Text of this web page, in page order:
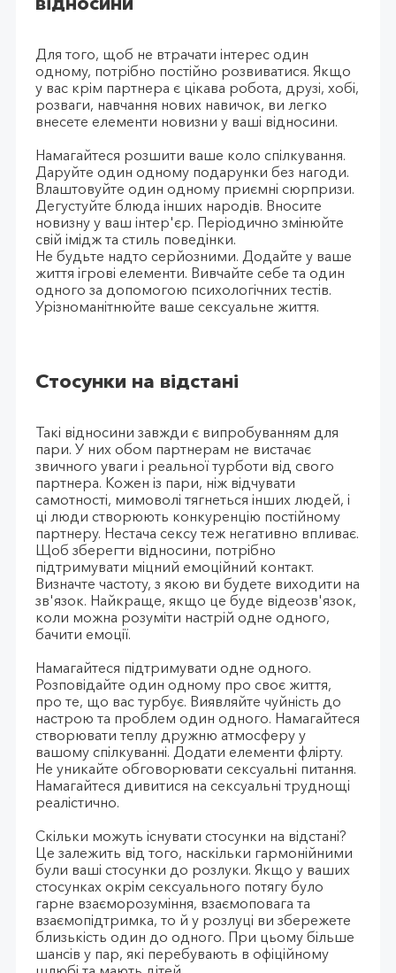
Для того, щоб не втрачати інтерес один
одному, потрібно постійно розвиватися. Якщо
у вас крім партнера є цікава робота, друзі, хобі,
розваги, навчання нових навичок, ви легко
внесете елементи новизни у ваші відносини.
Намагайтеся розшити ваше коло спілкування.
Даруйте один одному подарунки без нагоди.
Влаштовуйте один одному приємні сюрпризи.
Дегустуйте блюда інших народів. Вносите
новизну у ваш інтер'єр. Періодично змінюйте
свій імідж та стиль поведінки.
Не будьте надто серйозними. Додайте у ваше
життя ігрові елементи. Вивчайте себе та один
одного за допомогою психологічних тестів.
Урізноманітнюйте ваше сексуальне життя.
Стосунки на відстані
Такі відносини завжди є випробуванням для
пари. У них обом партнерам не вистачає
звичного уваги і реальної турботи від свого
партнера. Кожен із пари, ніж відчувати
самотності, мимоволі тягнеться інших людей, і
ці люди створюють конкуренцію постійному
партнеру. Нестача сексу теж негативно впливає.
Щоб зберегти відносини, потрібно
підтримувати міцний емоційний контакт.
Визначте частоту, з якою ви будете виходити на
зв'язок. Найкраще, якщо це буде відеозв'язок,
коли можна розуміти настрій одне одного,
бачити емоції.
Намагайтеся підтримувати одне одного.
Розповідайте один одному про своє життя,
про те, що вас турбує. Виявляйте чуйність до
настрою та проблем один одного. Намагайтеся
створювати теплу дружню атмосферу у
вашому спілкуванні. Додати елементи флірту.
Не уникайте обговорювати сексуальні питання.
Намагайтеся дивитися на сексуальні труднощі
реалістично.
Скільки можуть існувати стосунки на відстані?
Це залежить від того, наскільки гармонійними
були ваші стосунки до розлуки. Якщо у ваших
стосунках окрім сексуального потягу було
гарне взаєморозуміння, взаємоповага та
взаємопідтримка, то й у розлуці ви збережете
близькість один до одного. При цьому більше
шансів у пар, які перебувають в офіційному